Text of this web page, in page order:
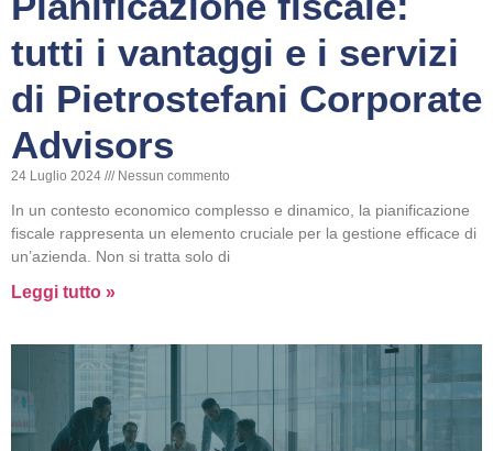
tutti i vantaggi e i servizi
di Pietrostefani Corporate
Advisors
24 Luglio 2024 Nessun commento
In un contesto economico complesso e dinamico, la pianificazione
fiscale rappresenta un elemento cruciale per la gestione efficace di
un’azienda. Non si tratta solo di
Leggi tutto »